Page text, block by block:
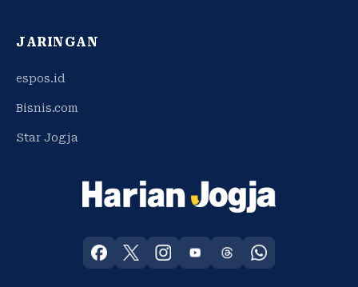
JARINGAN
espos.id
Bisnis.com
Star Jogja